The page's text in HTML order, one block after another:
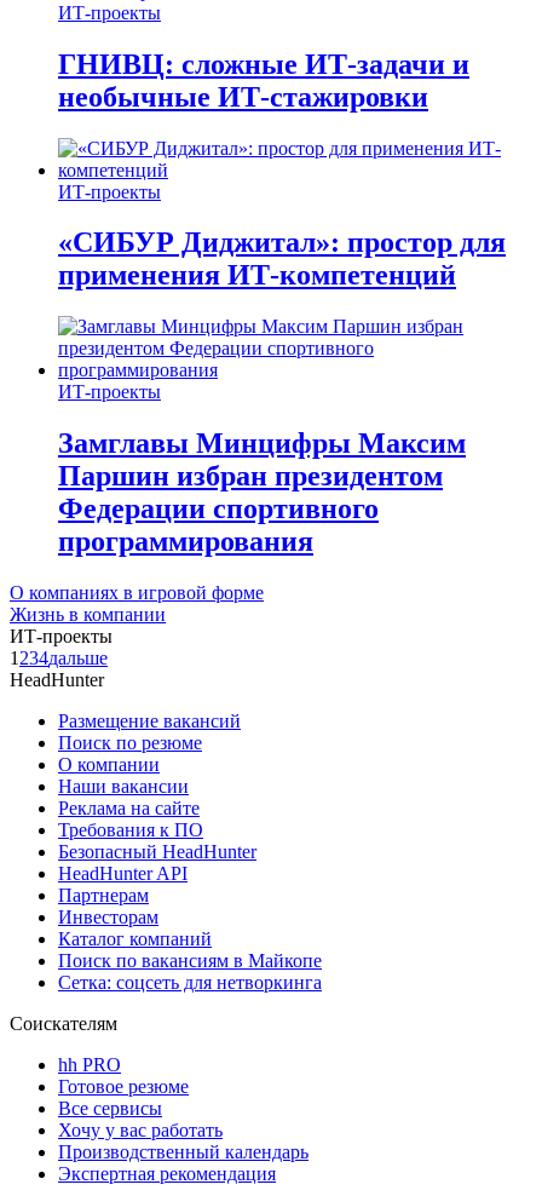
ИТ-проекты
ГНИВЦ: сложные ИТ‑задачи и
необычные ИТ‑стажировки
ИТ-проекты
«СИБУР Диджитал»: простор для
применения ИТ-компетенций
ИТ-проекты
Замглавы Минцифры Максим
Паршин избран президентом
Федерации спортивного
программирования
О компаниях в игровой форме
Жизнь в компании
ИТ-проекты
1 234дальше
HeadHunter
Размещение вакансий
Поиск по резюме
О компании
Наши вакансии
Реклама на сайте
Требования к ПО
Безопасный HeadHunter
HeadHunter API
Партнерам
Инвесторам
Каталог компаний
Поиск по вакансиям в Майкопе
Сетка: соцсеть для нетворкинга
Соискателям
hh PRO
Готовое резюме
Все сервисы
Хочу у вас работать
Производственный календарь
Экспертная рекомендация